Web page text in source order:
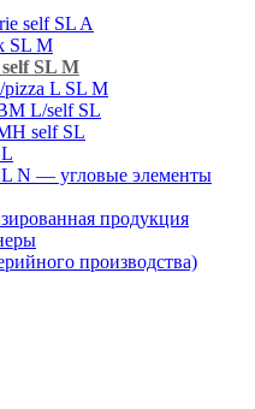
self SL A
SL M
SL M
pizza L SL M
L/self SL
self SL
N — угловые элементы
продукция
производства)